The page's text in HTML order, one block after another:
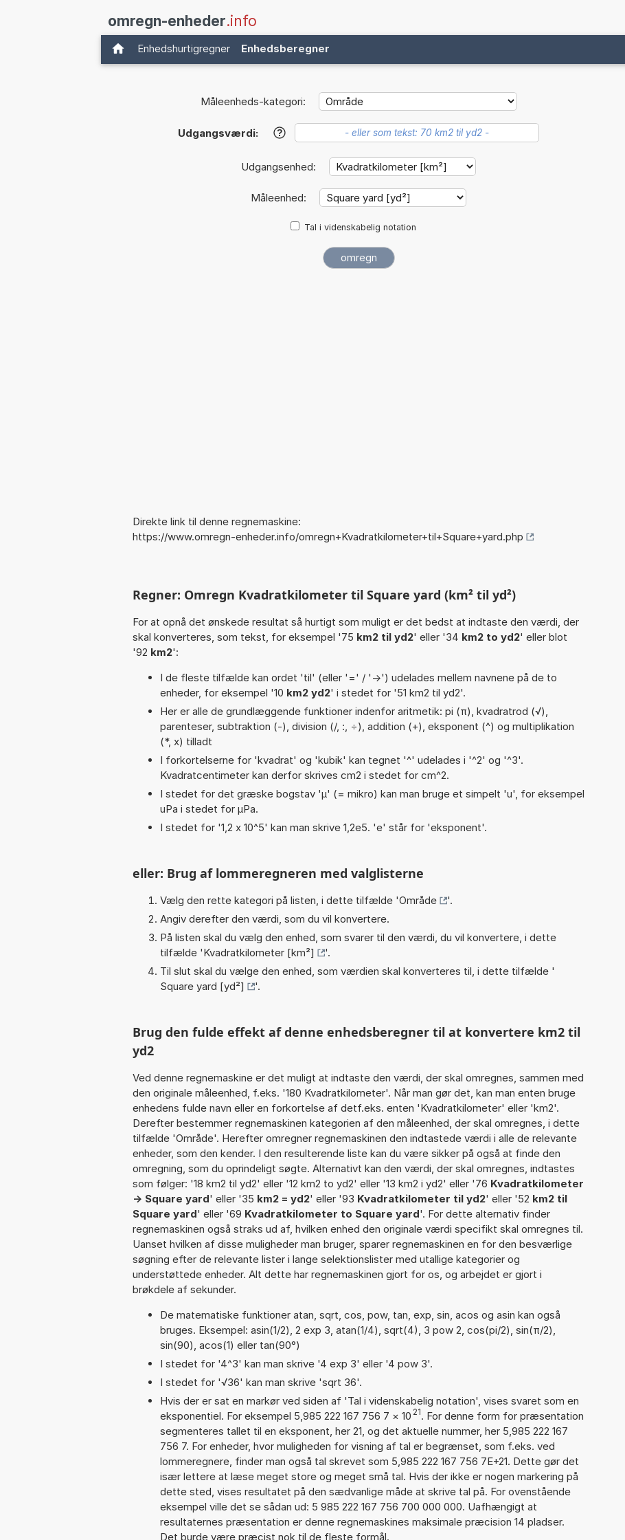
omregn-enheder.info
Enhedshurtigregner Enhedsberegner
Måleenheds-kategori:
Udgangsværdi: ?
Udgangsenhed:
Måleenhed:
Tal i videnskabelig notation
Direkte link til denne regnemaskine:
https://www.omregn-enheder.info/omregn+Kvadratkilometer+til+Square+yard.php
Regner: Omregn Kvadratkilometer til Square yard (km² til yd²)
For at opnå det ønskede resultat så hurtigt som muligt er det bedst at indtaste den værdi, der
skal konverteres, som tekst, for eksempel '75 km2 til yd2' eller '34 km2 to yd2' eller blot
'92 km2':
I de fleste tilfælde kan ordet 'til' (eller '=' / '->') udelades mellem navnene på de to
enheder, for eksempel '10 km2 yd2' i stedet for '51 km2 til yd2'.
Her er alle de grundlæggende funktioner indenfor aritmetik: pi (π), kvadratrod (√),
parenteser, subtraktion (-), division (/, :, ÷), addition (+), eksponent (^) og multiplikation
(*, x) tilladt
I forkortelserne for 'kvadrat' og 'kubik' kan tegnet '^' udelades i '^2' og '^3'.
Kvadratcentimeter kan derfor skrives cm2 i stedet for cm^2.
I stedet for det græske bogstav 'µ' (= mikro) kan man bruge et simpelt 'u', for eksempel
uPa i stedet for µPa.
I stedet for '1,2 x 10^5' kan man skrive 1,2e5. 'e' står for 'eksponent'.
eller: Brug af lommeregneren med valglisterne
Vælg den rette kategori på listen, i dette tilfælde 'Område
'.
Angiv derefter den værdi, som du vil konvertere.
På listen skal du vælg den enhed, som svarer til den værdi, du vil konvertere, i dette
tilfælde 'Kvadratkilometer [km²]
'.
Til slut skal du vælge den enhed, som værdien skal konverteres til, i dette tilfælde '
Square yard [yd²]
'.
Brug den fulde effekt af denne enhedsberegner til at konvertere km2 til
yd2
Ved denne regnemaskine er det muligt at indtaste den værdi, der skal omregnes, sammen med
den originale måleenhed, f.eks. '180 Kvadratkilometer'. Når man gør det, kan man enten bruge
enhedens fulde navn eller en forkortelse af detf.eks. enten 'Kvadratkilometer' eller 'km2'.
Derefter bestemmer regnemaskinen kategorien af den måleenhed, der skal omregnes, i dette
tilfælde 'Område'. Herefter omregner regnemaskinen den indtastede værdi i alle de relevante
enheder, som den kender. I den resulterende liste kan du være sikker på også at finde den
omregning, som du oprindeligt søgte. Alternativt kan den værdi, der skal omregnes, indtastes
som følger: '18 km2 til yd2' eller '12 km2 to yd2' eller '13 km2 i yd2' eller '76 Kvadratkilometer
-> Square yard' eller '35 km2 = yd2' eller '93 Kvadratkilometer til yd2' eller '52 km2 til
Square yard' eller '69 Kvadratkilometer to Square yard'. For dette alternativ finder
regnemaskinen også straks ud af, hvilken enhed den originale værdi specifikt skal omregnes til.
Uanset hvilken af disse muligheder man bruger, sparer regnemaskinen en for den besværlige
søgning efter de relevante lister i lange selektionslister med utallige kategorier og
understøttede enheder. Alt dette har regnemaskinen gjort for os, og arbejdet er gjort i
brøkdele af sekunder.
De matematiske funktioner atan, sqrt, cos, pow, tan, exp, sin, acos og asin kan også
bruges. Eksempel: asin(1/2), 2 exp 3, atan(1/4), sqrt(4), 3 pow 2, cos(pi/2), sin(π/2),
sin(90), acos(1) eller tan(90°)
I stedet for '4^3' kan man skrive '4 exp 3' eller '4 pow 3'.
I stedet for '√36' kan man skrive 'sqrt 36'.
Hvis der er sat en markør ved siden af 'Tal i videnskabelig notation', vises svaret som en
eksponentiel. For eksempel 5,985 222 167 756 7 × 10 21. For denne form for præsentation
segmenteres tallet til en eksponent, her 21, og det aktuelle nummer, her 5,985 222 167
756 7. For enheder, hvor muligheden for visning af tal er begrænset, som f.eks. ved
lommeregnere, finder man også tal skrevet som 5,985 222 167 756 7E+21. Dette gør det
især lettere at læse meget store og meget små tal. Hvis der ikke er nogen markering på
dette sted, vises resultatet på den sædvanlige måde at skrive tal på. For ovenstående
eksempel ville det se sådan ud: 5 985 222 167 756 700 000 000. Uafhængigt at
resultaternes præsentation er denne regnemaskines maksimale præcision 14 pladser.
Det burde være præcist nok til de fleste formål.